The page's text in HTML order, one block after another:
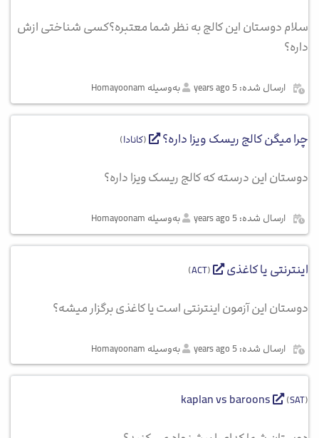
سلام دوستان این کالج به نظر شما معتبره؟کسی شناختی ازش
داره؟
ارسال شده: 5 years ago به‌وسیله Homayoonam
چرا میگن کالج ریسک ویزا داره؟ (کانادا)
دوستان این درسته که کالج ریسک ویزا داره؟
ارسال شده: 5 years ago به‌وسیله Homayoonam
اینترنتی یا کاغذی (
ACT
)
دوستان این آزمون اینترنتی است یا کاغذی برگزار میشه؟
ارسال شده: 5 years ago به‌وسیله Homayoonam
kaplan vs baroons (SAT)